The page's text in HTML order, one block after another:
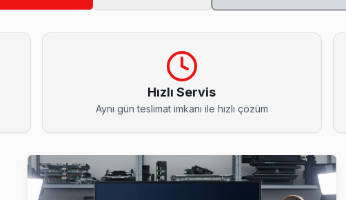
tamir tamamlandıktan sonra dijital garanti belgesi alıyor. Arıza tekrarında
en yaygın arızalardan biri. Değişim için orijinal Türkiye distribütör
Hızlı Servis
Aynı gün teslimat imkanı ile hızlı çözüm